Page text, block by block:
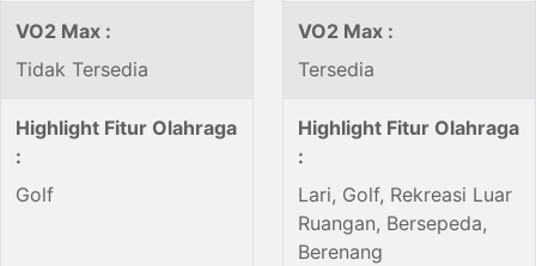
VO2 Max :
Tidak Tersedia
VO2 Max :
Tersedia
Highlight Fitur Olahraga
:
Golf
Highlight Fitur Olahraga
:
Lari, Golf, Rekreasi Luar
Ruangan, Bersepeda,
Berenang